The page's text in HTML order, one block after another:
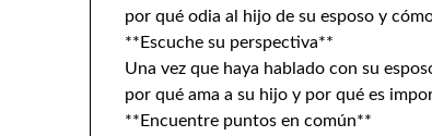
por qué odia al hijo de su esposo y
**Escuche su perspectiva**
Una vez que haya hablado con su
por qué ama a su hijo y por qué es
**Encuentre puntos en común**